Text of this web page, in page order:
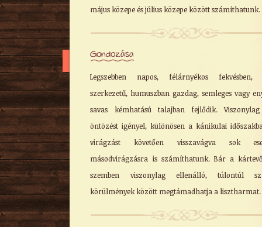
május közepe és július közepe között számíthatunk.
Gondozása
Legszebben napos, félárnyékos fekvésben,
szerkezetű, humuszban gazdag, semleges vagy
savas kémhatású talajban fejlődik.
öntözést igényel, különösen a kánikulai
virágzást követően visszavágva sok
másodvirágzásra is számíthatunk. Bár a
szemben viszonylag ellenálló, túlontúl
körülmények között megtámadhatja a lisztharmat.